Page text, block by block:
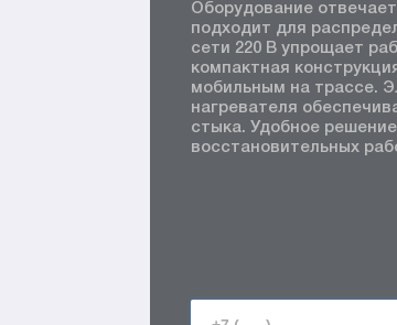
Оборудование
подходит для
сети 220 В упрощает
компактная
мобильным на трассе.
нагревателя
стыка. Удобное
восстановительных